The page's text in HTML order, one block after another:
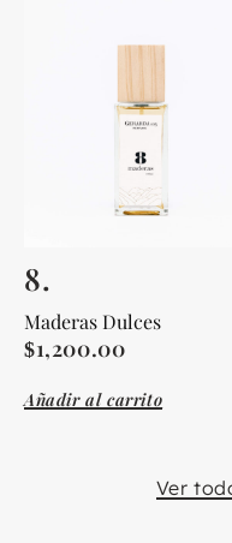
8.
Maderas Dulces
$1,200.00
Añadir al carrito
Ver